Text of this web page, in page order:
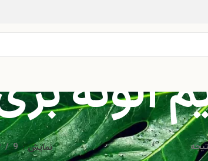
بری
نمایش 9